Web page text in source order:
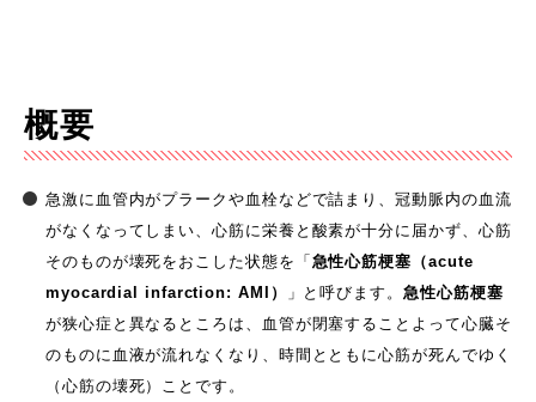
概要
急激に血管内がプラークや血栓などで詰まり、冠動脈内の血流
がなくなってしまい、心筋に栄養と酸素が十分に届かず、心筋
そのものが壊死をおこした状態を「 急性心筋梗塞（acute
myocardial infarction: AMI）
」と呼びます。 急性心筋梗塞
が狭心症と異なるところは、血管が閉塞することよって心臓そ
のものに血液が流れなくなり、時間とともに心筋が死んでゆく
（心筋の壊死）ことです。